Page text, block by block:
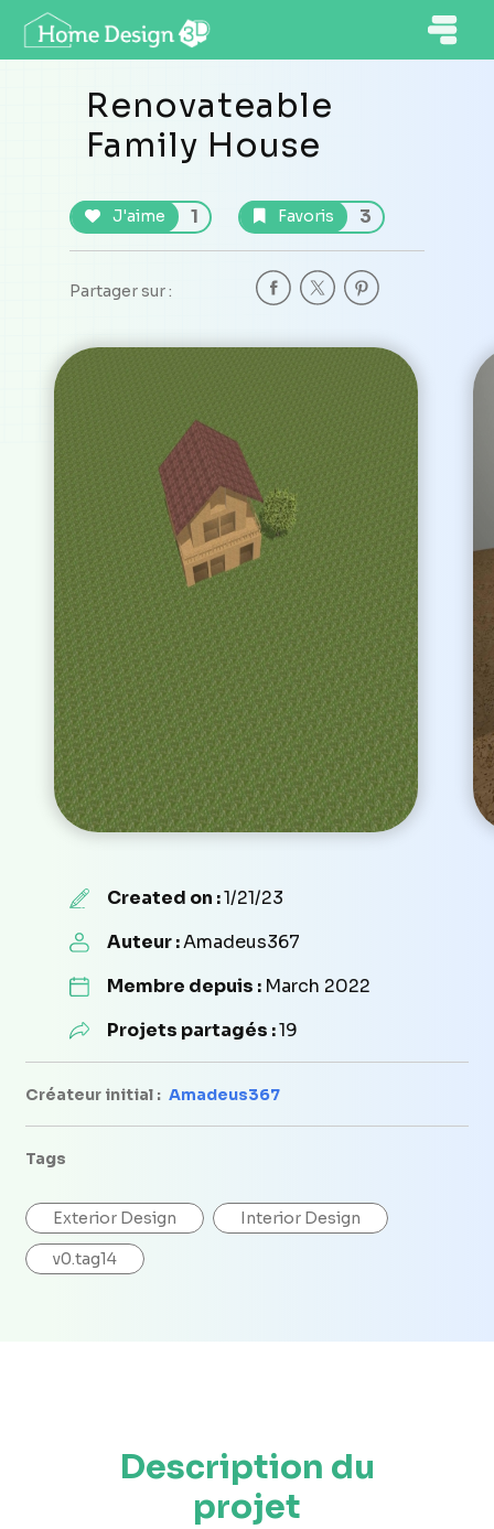
Renovateable
Family House
J'aime 1 Favoris 3
Partager sur :
Created on :1/21/23
Auteur :Amadeus367
Membre depuis : March 2022
Projets partagés :19
Créateur initial : Amadeus367
Tags
Exterior Design Interior Design
v0.tag14
Description du
projet